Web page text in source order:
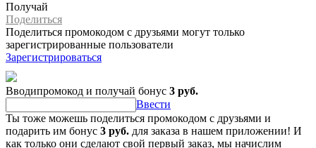
Получай
Поделиться
Поделиться промокодом с друзьями могут только
зарегистрированные пользователи
Зарегистрироваться
Вводипромокод и получай бонус 3 руб.
Ввести
Ты тоже можешь поделиться промокодом с друзьями и
подарить им бонус 3 руб. для заказа в нашем приложении! И
как только они сделают свой первый заказ, мы начислим